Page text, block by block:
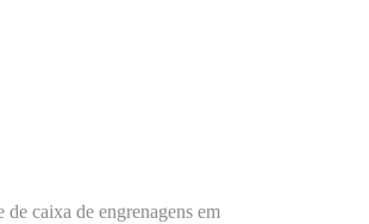
caixa de engrenagens em